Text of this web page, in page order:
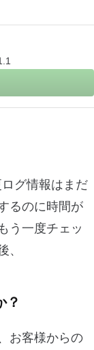
グ情報はまだ
るのに時間が
う一度チェッ
、
？
お客様からの